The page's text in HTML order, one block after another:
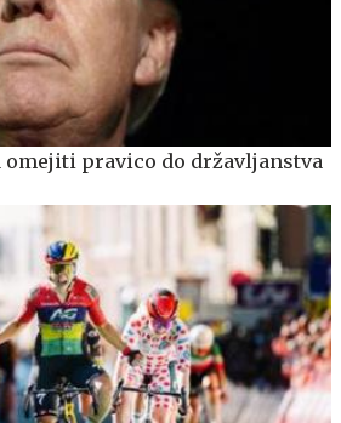
omejiti pravico do državljanstva